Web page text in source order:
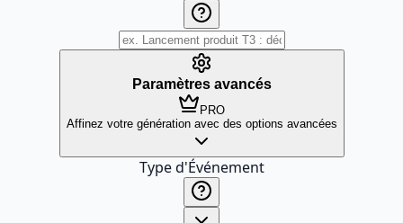
Paramètres avancés
PRO
Affinez votre génération avec des options avancées
Type d'Événement